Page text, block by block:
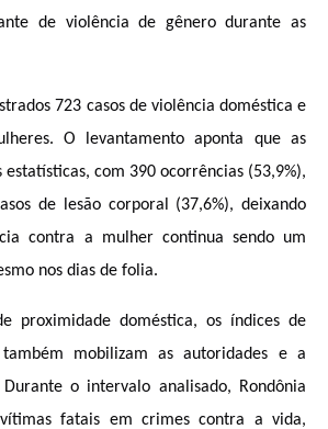
de violência de gênero durante as
723 casos de violência doméstica e
O levantamento aponta que as
com 390 ocorrências (53,9%),
de lesão corporal (37,6%), deixando
contra a mulher continua sendo um
nos dias de folia.
proximidade doméstica, os índices de
mobilizam as autoridades e a
o intervalo analisado, Rondônia
fatais em crimes contra a vida,